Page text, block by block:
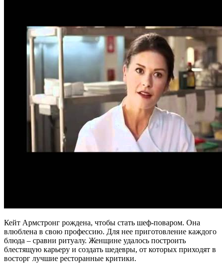
Кейт Армстронг рождена, чтобы стать шеф-поваром. Она
влюблена в свою профессию. Для нее приготовление каждого
блюда – сравни ритуалу. Женщине удалось построить
блестящую карьеру и создать шедевры, от которых приходят в
восторг лучшие ресторанные критики.